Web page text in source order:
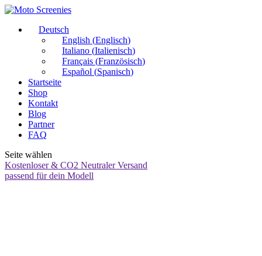
Deutsch
English (Englisch)
Italiano (Italienisch)
Français (Französisch)
Español (Spanisch)
Startseite
Shop
Kontakt
Blog
Partner
FAQ
Seite wählen
Kostenloser & CO2 Neutraler Versand
passend für dein Modell